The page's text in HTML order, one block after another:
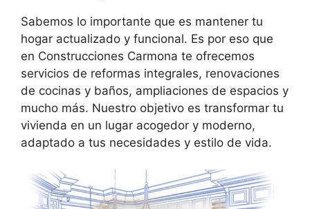
Sabemos lo importante que es mantener tu
hogar actualizado y funcional. Es por eso que
en Construcciones Carmona te ofrecemos
servicios de reformas integrales, renovaciones
de cocinas y baños, ampliaciones de espacios y
mucho más. Nuestro objetivo es transformar tu
vivienda en un lugar acogedor y moderno,
adaptado a tus necesidades y estilo de vida.